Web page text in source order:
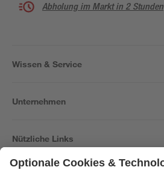
Abholung im Markt in 2 Stunden
Wissen & Service
Unternehmen
Nützliche Links